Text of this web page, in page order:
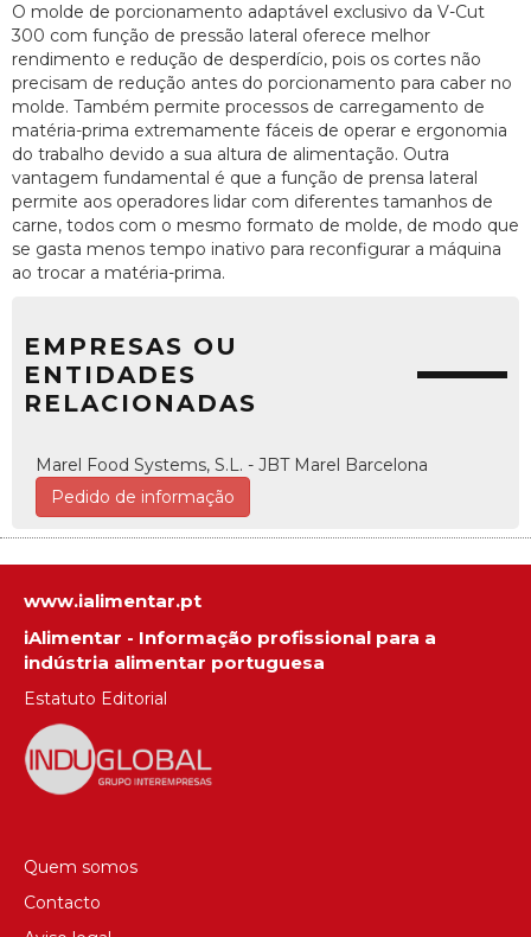
O molde de porcionamento adaptável exclusivo da V-Cut
300 com função de pressão lateral oferece melhor
rendimento e redução de desperdício, pois os cortes não
precisam de redução antes do porcionamento para caber no
molde. Também permite processos de carregamento de
matéria-prima extremamente fáceis de operar e ergonomia
do trabalho devido a sua altura de alimentação. Outra
vantagem fundamental é que a função de prensa lateral
permite aos operadores lidar com diferentes tamanhos de
carne, todos com o mesmo formato de molde, de modo que
se gasta menos tempo inativo para reconfigurar a máquina
ao trocar a matéria-prima.
EMPRESAS OU
ENTIDADES
RELACIONADAS
Marel Food Systems, S.L. - JBT Marel Barcelona
Pedido de informação
www.ialimentar.pt
iAlimentar - Informação profissional para a
indústria alimentar portuguesa
Estatuto Editorial
Quem somos
Contacto